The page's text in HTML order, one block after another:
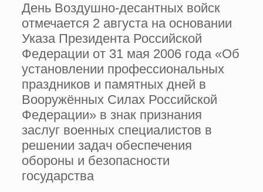
День Воздушно-десантных войск
отмечается 2 августа на основании
Указа Президента Российской
Федерации от 31 мая 2006 года «Об
установлении профессиональных
праздников и памятных дней в
Вооружённых Силах Российской
Федерации» в знак признания
заслуг военных специалистов в
решении задач обеспечения
обороны и безопасности
государства